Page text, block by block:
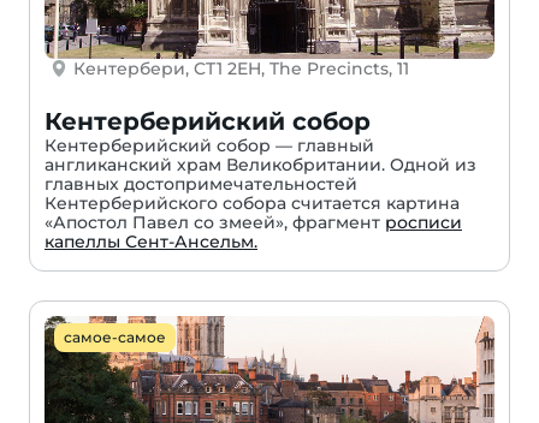
Кентербери, CT1 2EH, The Precincts, 11
Кентерберийский собор
Кентерберийский собор — главный
англиканский храм Великобритании. Одной из
главных достопримечательностей
Кентерберийского собора считается картина
«Апостол Павел со змеей», фрагмент росписи
капеллы Сент-Ансельм.
самое-самое